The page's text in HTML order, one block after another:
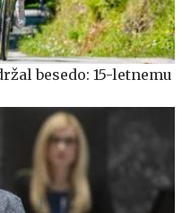
besedo: 15-letnemu